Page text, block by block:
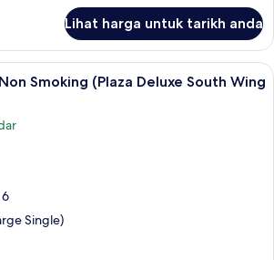
Lihat harga untuk tarikh anda
1 bilik tidur, peti besi dalam bilik,
Smoking (Plaza Deluxe South Wing
Single)